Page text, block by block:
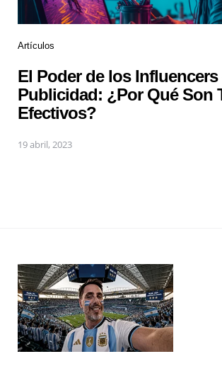
Artículos
El Poder de los Influencers
Publicidad: ¿Por Qué Son
Efectivos?
19 abril, 2023